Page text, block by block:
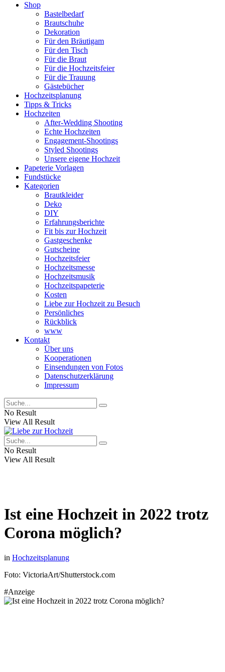
Shop
Bastelbedarf
Brautschuhe
Dekoration
Für den Bräutigam
Für den Tisch
Für die Braut
Für die Hochzeitsfeier
Für die Trauung
Gästebücher
Hochzeitsplanung
Tipps & Tricks
Hochzeiten
After-Wedding Shooting
Echte Hochzeiten
Engagement-Shootings
Styled Shootings
Unsere eigene Hochzeit
Papeterie Vorlagen
Fundstücke
Kategorien
Brautkleider
Deko
DIY
Erfahrungsberichte
Fit bis zur Hochzeit
Gastgeschenke
Gutscheine
Hochzeitsfeier
Hochzeitsmesse
Hochzeitsmusik
Hochzeitspapeterie
Kosten
Liebe zur Hochzeit zu Besuch
Persönliches
Rückblick
www
Kontakt
Über uns
Kooperationen
Einsendungen von Fotos
Datenschutzerklärung
Impressum
No Result
View All Result
No Result
View All Result
Ist eine Hochzeit in 2022 trotz
Corona möglich?
in Hochzeitsplanung
Foto: VictoriaArt/Shutterstock.com
#Anzeige